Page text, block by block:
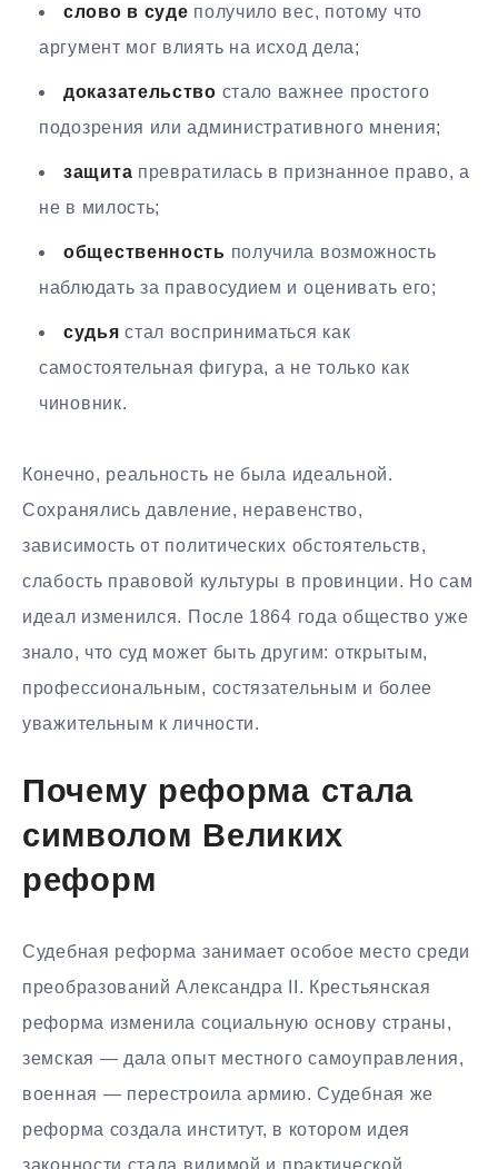
слово в суде получило вес, потому что
аргумент мог влиять на исход дела;
доказательство стало важнее простого
подозрения или административного мнения;
защита превратилась в признанное право, а
не в милость;
общественность получила возможность
наблюдать за правосудием и оценивать его;
судья стал восприниматься как
самостоятельная фигура, а не только как
чиновник.
Конечно, реальность не была идеальной.
Сохранялись давление, неравенство,
зависимость от политических обстоятельств,
слабость правовой культуры в провинции. Но сам
идеал изменился. После 1864 года общество уже
знало, что суд может быть другим: открытым,
профессиональным, состязательным и более
уважительным к личности.
Почему реформа стала
символом Великих
реформ
Судебная реформа занимает особое место среди
преобразований Александра II. Крестьянская
реформа изменила социальную основу страны,
земская — дала опыт местного самоуправления,
военная — перестроила армию. Судебная же
реформа создала институт, в котором идея
законности стала видимой и практической.